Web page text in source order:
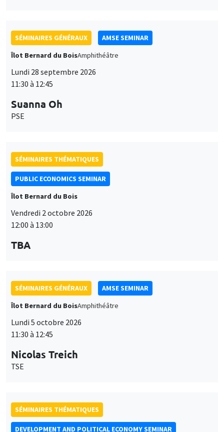
SÉMINAIRES GÉNÉRAUX
AMSE SEMINAR
Îlot Bernard du BoisAmphithéâtre
Lundi 28 septembre 2026
11:30 à 12:45
Suanna Oh
PSE
SÉMINAIRES THÉMATIQUES
PUBLIC ECONOMICS SEMINAR
Îlot Bernard du Bois
Vendredi 2 octobre 2026
12:00 à 13:00
TBA
SÉMINAIRES GÉNÉRAUX
AMSE SEMINAR
Îlot Bernard du BoisAmphithéâtre
Lundi 5 octobre 2026
11:30 à 12:45
Nicolas Treich
TSE
SÉMINAIRES THÉMATIQUES
DEVELOPMENT AND POLITICAL ECONOMY SEMINAR